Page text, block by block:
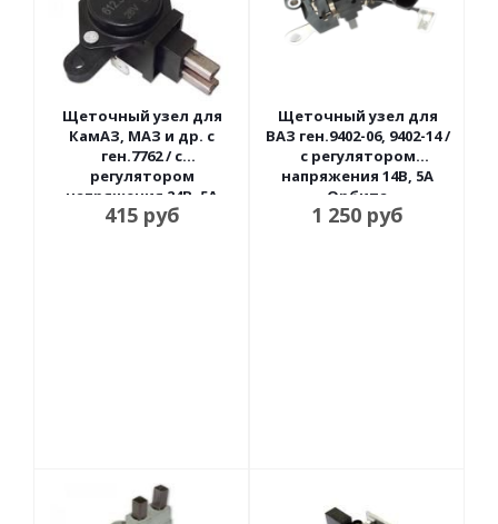
Щеточный узел для
КамАЗ, МАЗ и др. с
ген.7762 / с
регулятором
напряжения 24В, 5А
Энергомаш
415руб
Щеточный узел для
ВАЗ ген.9402-06, 9402-14 /
с регулятором
напряжения 14В, 5А
Орбита
1 250 руб